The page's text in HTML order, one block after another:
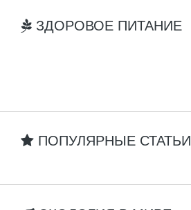
ЗДОРОВОЕ ПИТАНИЕ
ПОПУЛЯРНЫЕ СТАТЬИ